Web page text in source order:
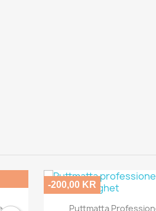
Snabbvy
Puttmatta
-200,00 KR